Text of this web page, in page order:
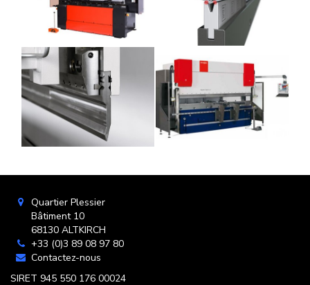
Quartier Plessier
Bâtiment 10
68130 ALTKIRCH
+33 (0)3 89 08 97 80
Contactez-nous
SIRET 945 550 176 00024